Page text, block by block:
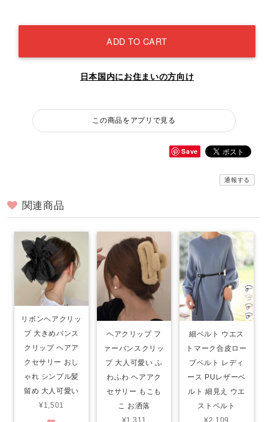
ADD TO CART
日本国内にお住まいの方向け
この商品をアプリで見る
Save
通報する
関連商品
リボンヘアクリッ
プ 大きめバンス
クリップ ヘアア
クセサリー おし
ゃれ シンプル髪
留め 大人可愛い
¥1,501
ヘアクリップ フ
ァーバンスクリッ
プ 大人可愛い ふ
わふわ ヘアアク
セサリー もこも
こ お洒落
細ベルト ウエス
トマーク合皮ロー
プベルト レディ
ース PUレザーベ
ルト 細見え ウエ
ストベルト